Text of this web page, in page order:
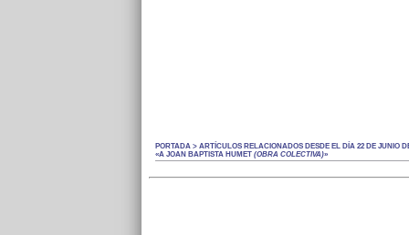
PORTADA > ARTÍCULOS RELACIONADOS DESDE EL DÍA 22 DE JUNIO
«A JOAN BAPTISTA HUMET(OBRA COLECTIVA)»